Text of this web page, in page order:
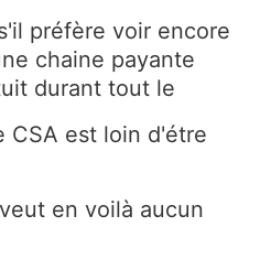
préfère voir encore
chaine payante
durant tout le
CSA est loin d'étre
en voilà aucun